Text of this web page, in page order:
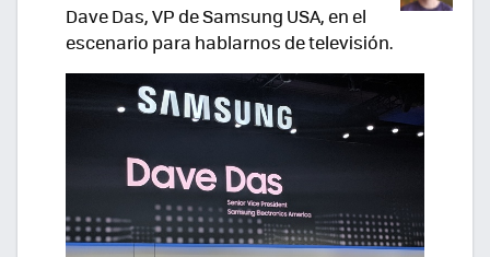
Dave Das, VP de Samsung USA, en el
escenario para hablarnos de televisión.